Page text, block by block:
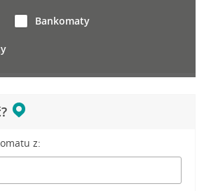
z:
Bankomaty